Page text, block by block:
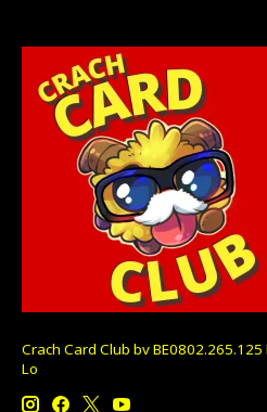
Crach Card Club bv
Lo